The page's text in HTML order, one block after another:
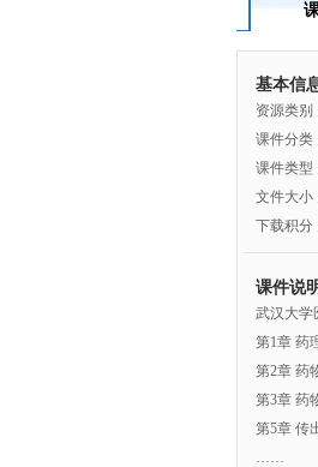
基本信
资源类别
课件分类
课件类型
文件大小
下载积分
课件说
武汉大学
第1章 药
第2章 药
第3章 药
第5章 传
……